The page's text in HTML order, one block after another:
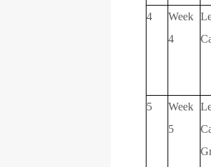
4
Week
4
5
Week
5